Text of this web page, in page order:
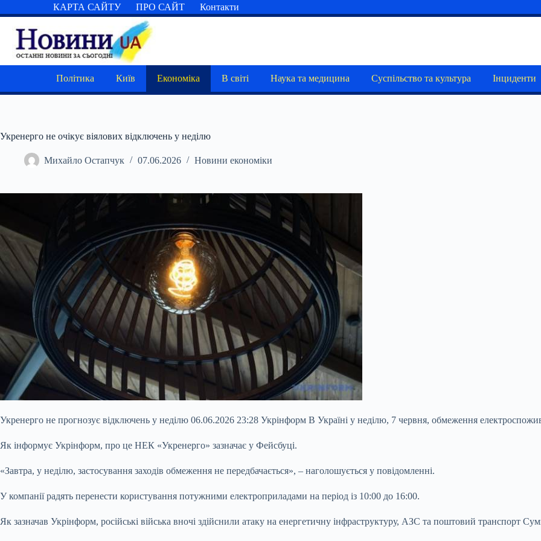
до
вмісту
КАРТА САЙТУ ПРО САЙТ Контакти
Політика Київ Економіка В світі Наука та медицина Суспільство та культура Інциденти
Укренерго не очікує віялових відключень у неділю
Михайло Остапчук 07.06.2026 Новини економіки
Укренерго не прогнозує відключень у неділю 06.06.2026 23:28 Укрінформ В Україні у неділю, 7 червня, обмеження
Як інформує Укрінформ, про це НЕК «Укренерго» зазначає у Фейсбуці.
«Завтра, у неділю, застосування заходів обмеження не передбачається», – наголошується у повідомленні.
У компанії радять перенести користування потужними електроприладами на період із 10:00 до 16:00.
Як зазначав Укрінформ, російські війська вночі здійснили атаку на енергетичну інфраструктуру, АЗС та поштовий транспорт